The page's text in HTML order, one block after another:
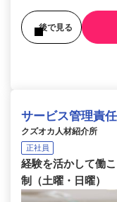
後で見る
サービス管理責
クズオカ人材紹介所
正社員
経験を活かして働
制（土曜・日曜）